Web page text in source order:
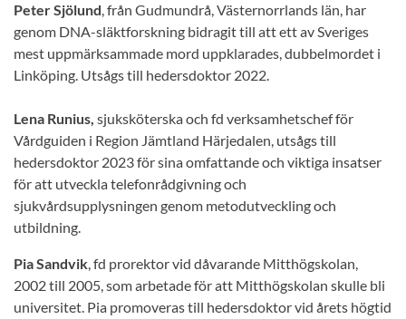
Peter Sjölund, från Gudmundrå, Västernorrlands län, har
genom DNA-släktforskning bidragit till att ett av Sveriges
mest uppmärksammade mord uppklarades, dubbelmordet i
Linköping. Utsågs till hedersdoktor 2022.
Lena Runius, sjuksköterska och fd verksamhetschef för
Vårdguiden i Region Jämtland Härjedalen, utsågs till
hedersdoktor 2023 för sina omfattande och viktiga insatser
för att utveckla telefonrådgivning och
sjukvårdsupplysningen genom metodutveckling och
utbildning.
Pia Sandvik, fd prorektor vid dåvarande Mitthögskolan,
2002 till 2005, som arbetade för att Mitthögskolan skulle bli
universitet. Pia promoveras till hedersdoktor vid årets högtid